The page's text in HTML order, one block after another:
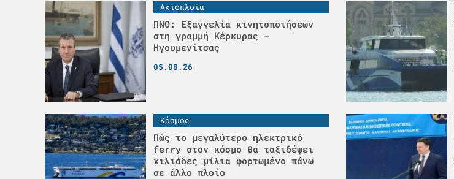
Ακτοπλοϊα
ΠΝΟ: Εξαγγελία κινητοποιήσεων
στη γραμμή Κέρκυρας –
Ηγουμενίτσας
05.08.26
Κόσμος
Πώς το μεγαλύτερο ηλεκτρικό
ferry στον κόσμο θα ταξιδέψει
χιλιάδες μίλια φορτωμένο πάνω
σε άλλο πλοίο